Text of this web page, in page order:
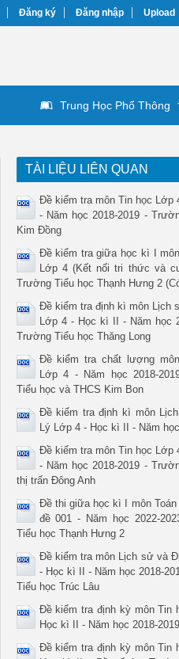
Đăng ký Đăng nhập Upload
Trung Học Phổ Thông
TÀI LIỆU LIÊN QUAN
Đề kiểm tra môn Tin học Lớp
- Năm học 2018-2019 -
Kim Đồng
Đề kiểm tra giữa học kì I
Lớp 4 (Kết nối tri thức và
Trường Tiểu học Thạnh Hưng 2
Đề kiểm tra định kì môn Lịch
Lớp 4 - Học kì II - Năm học
Trường Tiểu học Thăng Long
Đề kiểm tra chất lượng
Lớp 4 - Năm học 2018-
Tiểu học và THCS Kim Bon
Đề kiểm tra định kì môn
Lý Lớp 4 - Học kì II - Năm
Đề kiểm tra môn Tin học Lớp
- Năm học 2018-2019 -
thị trấn Đông Anh
Đề thi giữa học kì I môn
đề 001 - Năm học 2022-
Tiểu học Thạnh Hưng 2
Đề kiểm tra môn Lịch sử và
- Học kì II - Năm học 2018-
Tiểu học Trúc Lâu
Đề kiểm tra định kỳ môn Tin
Học kì II - Năm học 2018-2019
Đề kiểm tra định kỳ môn Tin